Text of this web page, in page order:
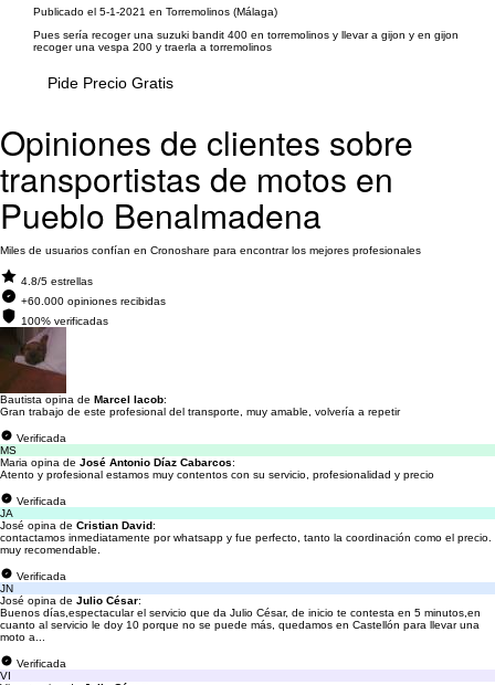
Publicado el 5-1-2021 en Torremolinos (Málaga)
Pues sería recoger una suzuki bandit 400 en torremolinos y llevar a gijon y en gijon
recoger una vespa 200 y traerla a torremolinos
Pide Precio Gratis
Opiniones de clientes sobre
transportistas de motos en
Pueblo Benalmadena
Miles de usuarios confían en Cronoshare para encontrar los mejores profesionales
4.8/5 estrellas
+60.000 opiniones recibidas
100% verificadas
Bautista opina de Marcel Iacob:
Gran trabajo de este profesional del transporte, muy amable, volvería a repetir
Verificada
MS
Maria opina de José Antonio Díaz Cabarcos:
Atento y profesional estamos muy contentos con su servicio, profesionalidad y precio
Verificada
JA
José opina de Cristian David:
contactamos inmediatamente por whatsapp y fue perfecto, tanto la coordinación como el precio.
muy recomendable.
Verificada
JN
José opina de Julio César:
Buenos días,espectacular el servicio que da Julio César, de inicio te contesta en 5 minutos,en
cuanto al servicio le doy 10 porque no se puede más, quedamos en Castellón para llevar una
moto a...
Verificada
VI